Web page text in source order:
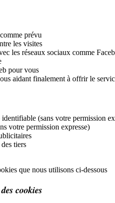
prévu
les visites
les réseaux sociaux comme
pour vous
aidant finalement à offrir le
(sans votre permission
votre permission expresse)
tiers
que nous utilisons ci-dessous
cookies